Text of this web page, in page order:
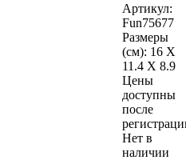
Артикул:
Fun75677
Размеры
(см): 16 X
11.4 X 8.9
Цены
доступны
после
Нет в
наличии